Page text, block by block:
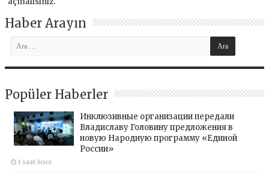
Haber Arayın
Popüler Haberler
Инклюзивные организации передали
Владиславу Головину предложения в
новую Народную программу «Единой
России»
1 saat önce